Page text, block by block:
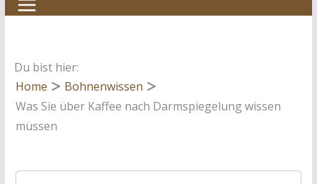
Du bist hier:
Home
Bohnenwissen
Was Sie über Kaffee nach Darmspiegelung wissen
müssen